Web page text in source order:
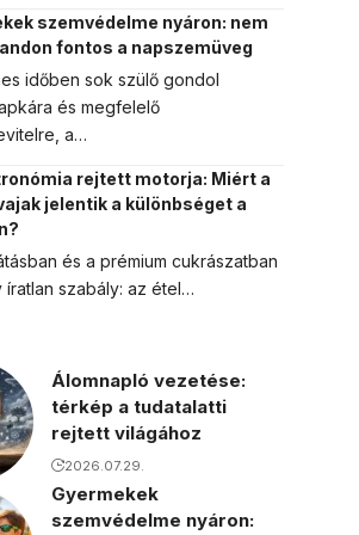
szemvédelme nyáron: nem
fontos a napszemüveg
időben sok szülő gondol
és megfelelő
a…
rejtett motorja: Miért a
jelentik a különbséget a
és a prémium cukrászatban
szabály: az étel…
Álomnapló vezetése:
térkép a tudatalatti
rejtett világához
2026.07.29.
Gyermekek
szemvédelme nyáron: